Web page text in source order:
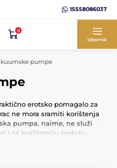
15558086037
0
Izbornik
pumpe
erotsko pomagalo za
ne mora sramiti korištenja
pumpa, naime, ne služi
i za kvalitetniju erekciju.